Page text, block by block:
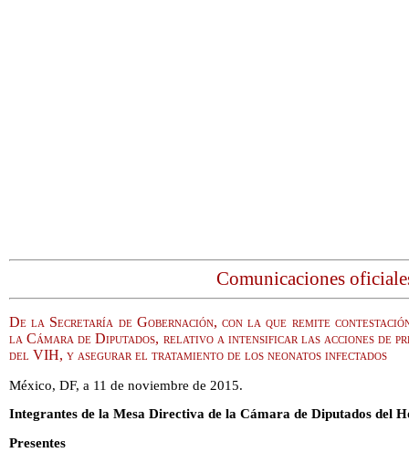
Comunicaciones
De la Secretaría de Gobernación, con la que remite
la Cámara de Diputados, relativo a intensificar las acciones de
del VIH, y asegurar el tratamiento de los neonatos infectados
México, DF, a 11 de noviembre de 2015.
Integrantes de la Mesa Directiva de la Cámara de Diputados del
Presentes